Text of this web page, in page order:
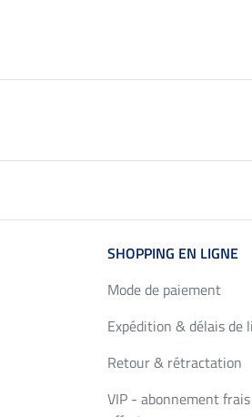
SHOPPING EN LIGNE
Mode de paiement
Expédition & délais de
Retour & rétractation
VIP - abonnement